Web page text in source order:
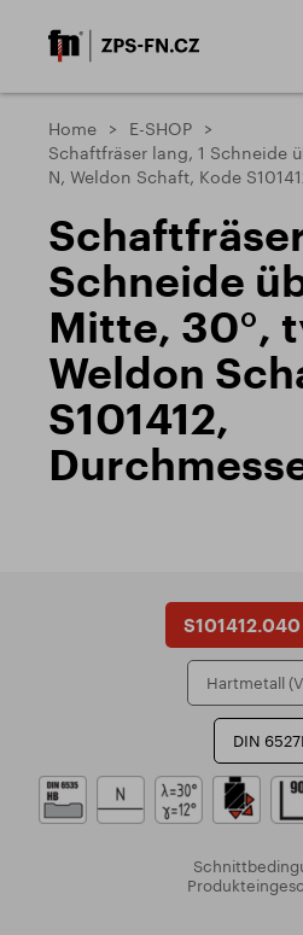
Home
E-SHOP
Schaftfräser lang, 1 Schneide
N, Weldon Schaft, Kode
Schneide
Mitte, 30°,
Weldon
S101412,
S101412.040
Hartmetall
DIN 6527L